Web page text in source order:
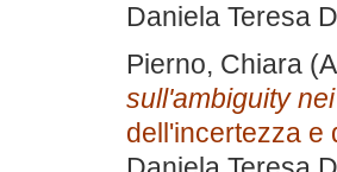
Daniela Teresa
Pierno, Chiara
sull'ambiguity
dell'incertezza e